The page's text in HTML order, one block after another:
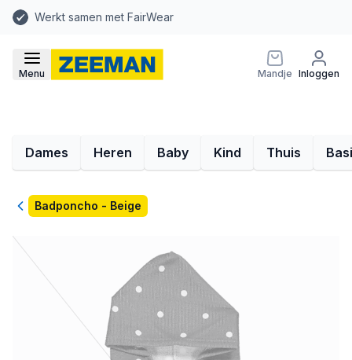
Werkt samen met FairWear
Menu Mandje Inloggen
Dames Heren Baby Kind Thuis
TerugBadponcho - Beige